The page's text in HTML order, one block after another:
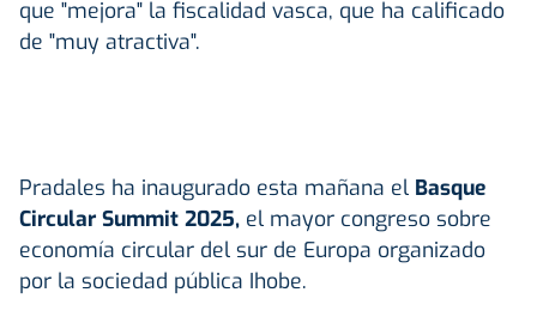
que "mejora" la fiscalidad vasca, que ha calificado
de "muy atractiva".
Pradales ha inaugurado esta mañana el Basque
Circular Summit 2025, el mayor congreso sobre
economía circular del sur de Europa organizado
por la sociedad pública Ihobe.